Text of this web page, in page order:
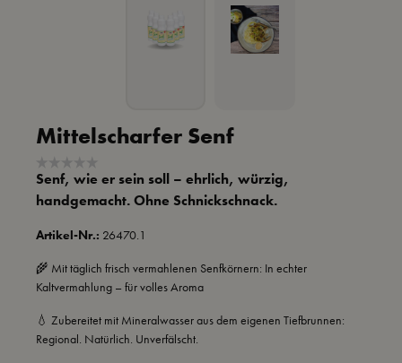
Mittelscharfer Senf
Senf, wie er sein soll – ehrlich, würzig,
handgemacht. Ohne Schnickschnack.
Artikel-Nr.: 26470.1
🌾 Mit täglich frisch vermahlenen Senfkörnern: In echter
Kaltvermahlung – für volles Aroma
💧 Zubereitet mit Mineralwasser aus dem eigenen Tiefbrunnen:
Regional. Natürlich. Unverfälscht.